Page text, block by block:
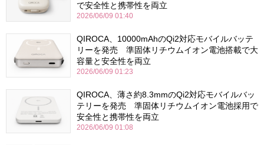
で安全性と携帯性を両立
2026/06/09 01:40
QIROCA、10000mAhのQi2対応モバイルバッテ
リーを発売 準固体リチウムイオン電池搭載で大
容量と安全性を両立
2026/06/09 01:23
QIROCA、薄さ約8.3mmのQi2対応モバイルバッ
テリーを発売 準固体リチウムイオン電池採用で
安全性と携帯性を両立
2026/06/09 01:08